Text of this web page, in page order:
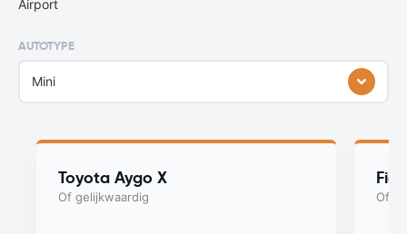
Airport
AUTOTYPE
Mini
Toyota Aygo X
Of gelijkwaardig Of